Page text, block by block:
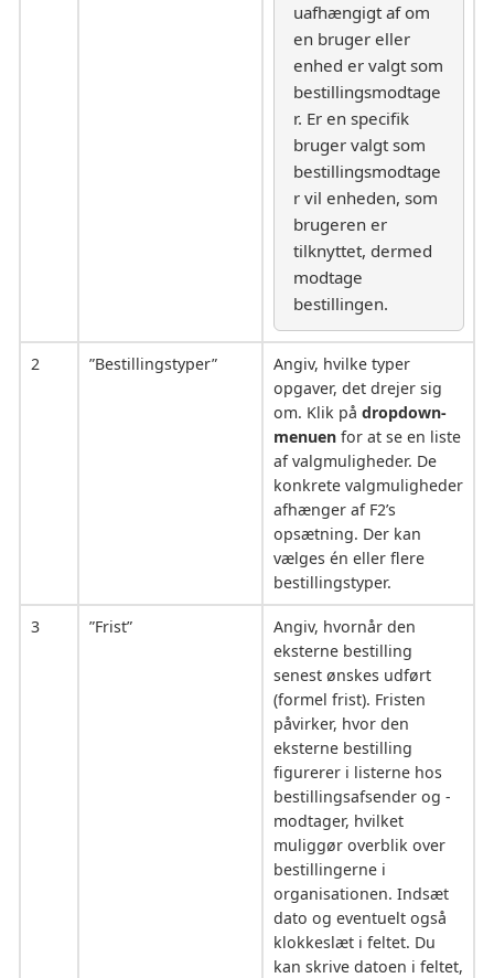
uafhængigt af om
en bruger eller
enhed er valgt som
bestillingsmodtage
r. Er en specifik
bruger valgt som
bestillingsmodtage
r vil enheden, som
brugeren er
tilknyttet, dermed
modtage
bestillingen.
2 ”Bestillingstyper”
Angiv, hvilke typer
opgaver, det drejer sig
om. Klik på dropdown-
menuenfor at se en liste
af valgmuligheder. De
konkrete valgmuligheder
afhænger af F2’s
opsætning. Der kan
vælges én eller flere
bestillingstyper.
3 ”Frist”
Angiv, hvornår den
eksterne bestilling
senest ønskes udført
(formel frist). Fristen
påvirker, hvor den
eksterne bestilling
figurerer i listerne hos
bestillingsafsender og -
modtager, hvilket
muliggør overblik over
bestillingerne i
organisationen. Indsæt
dato og eventuelt også
klokkeslæt i feltet. Du
kan skrive datoen i feltet,